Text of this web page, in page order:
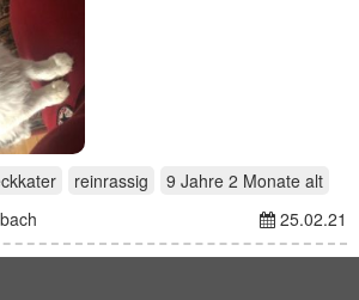
reinrassig 9 Jahre 2 Monate alt
25.02.21